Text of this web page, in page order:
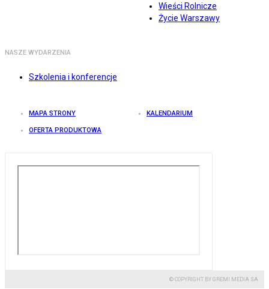
Wieści Rolnicze
Życie Warszawy
NASZE WYDARZENIA
Szkolenia i konferencje
MAPA STRONY KALENDARIUM
OFERTA PRODUKTOWA
© COPYRIGHT BY GREMI MEDIA SA